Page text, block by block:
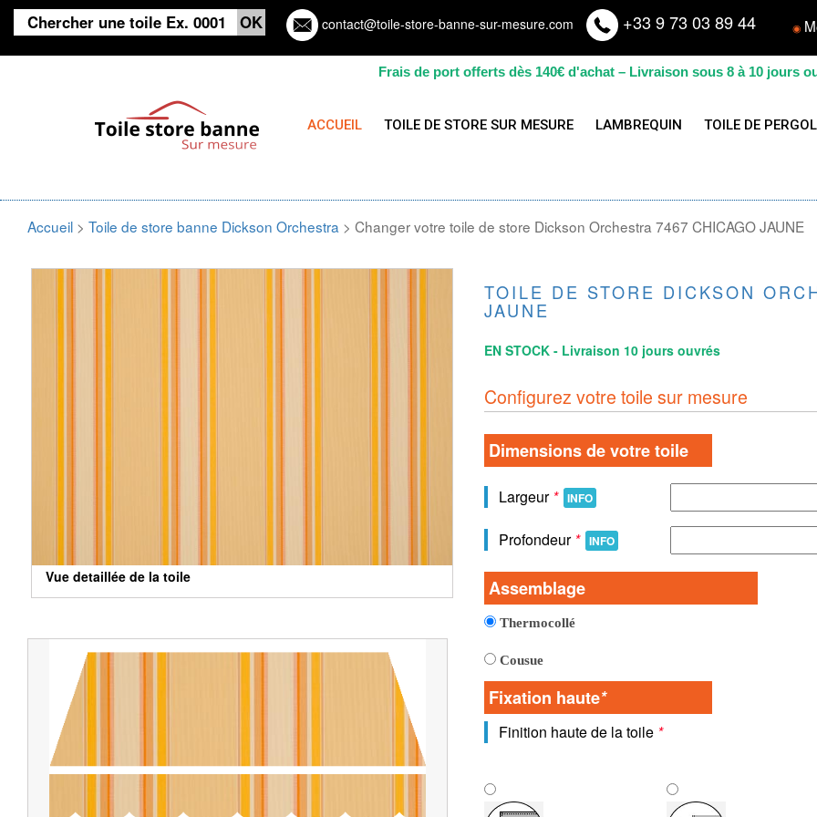
contact@toile-store-banne-sur-mesure.com +33 9 73 03 89 44 ◉
Frais de port offerts dès 140€ d'achat – Livraison sous 8 à 10 jours
ACCUEIL TOILE DE STORE SUR MESURE LAMBREQUIN TOILE DE
Accueil >Toile de store banne Dickson Orchestra > Changer votre toile de store Dickson Orchestra 7467 CHICAGO JAUNE
Vue detaillée de la toile Vue detaillée de la toile
TOILE DE STORE DICKSON
JAUNE
EN STOCK - Livraison 10 jours ouvrés
Configurez votre toile sur mesure
Dimensions de votre toile
Largeur * INFO
Profondeur * INFO
Assemblage
Thermocollé
Cousue
Fixation haute*
Finition haute de la toile *